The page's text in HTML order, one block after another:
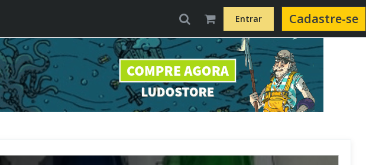
Entrar Cadastre-se